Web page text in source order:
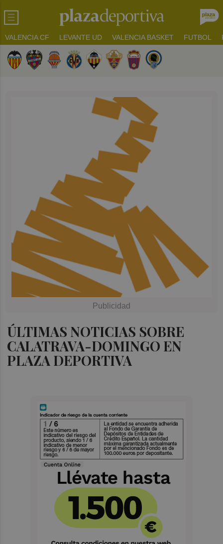
VALENCIA CF LEVANTE UD VALENCIA BASKET FUTBOL
ÚLTIMAS NOTICIAS SOBRE
CALATRAVA-DOMINGO EN
PLAZA DEPORTIVA